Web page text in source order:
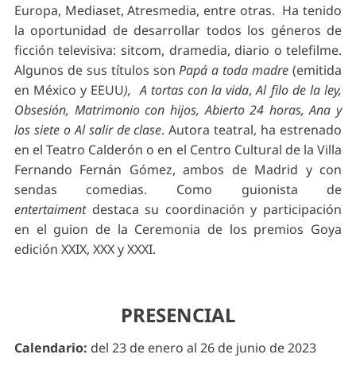
Europa, Mediaset, Atresmedia, entre otras. Ha tenido
la oportunidad de desarrollar todos los géneros de
ficción televisiva: sitcom, dramedia, diario o telefilme.
Algunos de sus títulos sonPapá a toda madre(emitida
en México y EEUU), A tortas con la vida,Al filo de la ley,
Obsesión, Matrimonio con hijos, Abierto 24 horas, Ana y
los siete o Al salir de clase. Autora teatral, ha estrenado
en el Teatro Calderón o en el Centro Cultural de la Villa
Fernando Fernán Gómez, ambos de Madrid y con
sendas comedias. Como guionista de
entertaiment destaca su coordinación y participación
en el guion de la Ceremonia de los premios Goya
edición XXIX, XXX y XXXI.
PRESENCIAL
Calendario: del 23 de enero al 26 de junio de 2023